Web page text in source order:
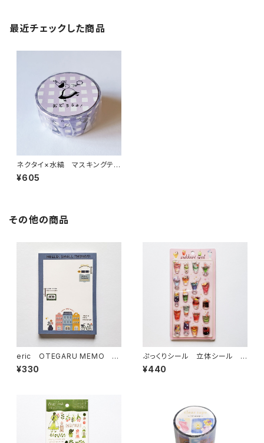
最近チェックした商品
ネクタイ×水縞 マスキングテー
プ おどろうよ！ パープル
¥605
その他の商品
eric OTEGARU MEMO FA
VORITE PLACE メモ帳
¥330
ぷっくりシール 立体シール ク
リームソーダ ドリンク
¥440